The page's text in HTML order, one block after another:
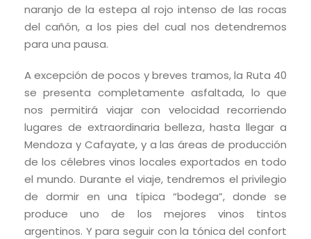
naranjo de la estepa al rojo intenso de las rocas
del cañón, a los pies del cual nos detendremos
para una pausa.
A excepción de pocos y breves tramos, la Ruta 40
se presenta completamente asfaltada, lo que
nos permitirá viajar con velocidad recorriendo
lugares de extraordinaria belleza, hasta llegar a
Mendoza y Cafayate, y a las áreas de producción
de los célebres vinos locales exportados en todo
el mundo. Durante el viaje, tendremos el privilegio
de dormir en una típica “bodega”, donde se
produce uno de los mejores vinos tintos
argentinos. Y para seguir con la tónica del confort